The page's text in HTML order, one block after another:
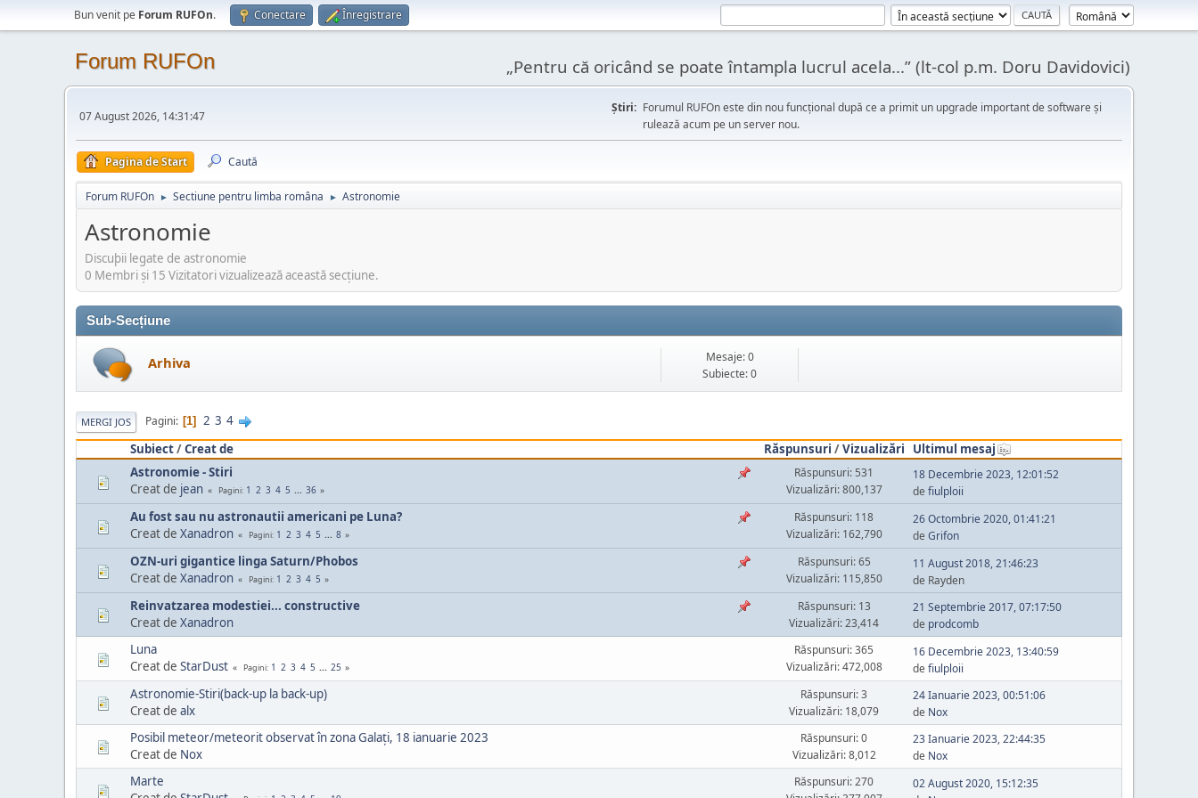
Bun venit pe Forum RUFOn. Conectare Înregistrare
Forum RUFOn „Pentru că oricând se poate întampla lucrul acela...” (lt-col p.m. Doru Davidovici)
07 August 2026, 14:31:47
Ştiri: Forumul RUFOn este din nou funcțional după ce a primit un upgrade important de software și
rulează acum pe un server nou.
Pagina de Start Caută
Forum RUFOn ► Sectiune pentru limba româna ► Astronomie
Astronomie
Discuþii legate de astronomie
0 Membri şi 15 Vizitatori vizualizează această secțiune.
Sub-Secțiune
Arhiva
Mesaje: 0
Subiecte: 0
MERGI JOS Pagini 1 2 3 4
Subiect/Creat de Răspunsuri /Vizualizări
Ultimul mesaj
Astronomie - Stiri
Creat de jean Pagini 1 2 3 4 5 ... 36
Răspunsuri: 531
Vizualizări: 800,137
18 Decembrie 2023, 12:01:52
de fiulploii
Au fost sau nu astronautii americani pe Luna?
Creat de Xanadron Pagini 1 2 3 4 5 ... 8
Răspunsuri: 118
Vizualizări: 162,790
26 Octombrie 2020, 01:41:21
de Grifon
OZN-uri gigantice linga Saturn/Phobos
Creat de Xanadron Pagini 1 2 3 4 5
Răspunsuri: 65
Vizualizări: 115,850
11 August 2018, 21:46:23
de Rayden
Reinvatzarea modestiei... constructive
Creat de Xanadron
Răspunsuri: 13
Vizualizări: 23,414
21 Septembrie 2017, 07:17:50
de prodcomb
Luna
Creat de StarDust Pagini 1 2 3 4 5 ... 25
Răspunsuri: 365
Vizualizări: 472,008
16 Decembrie 2023, 13:40:59
de fiulploii
Astronomie-Stiri(back-up la back-up)
Creat de alx
Răspunsuri: 3
Vizualizări: 18,079
24 Ianuarie 2023, 00:51:06
de Nox
Posibil meteor/meteorit observat în zona Galați, 18 ianuarie 2023
Creat de Nox
Răspunsuri: 0
Vizualizări: 8,012
23 Ianuarie 2023, 22:44:35
de Nox
Marte
Răspunsuri: 270
02 August 2020, 15:12:35